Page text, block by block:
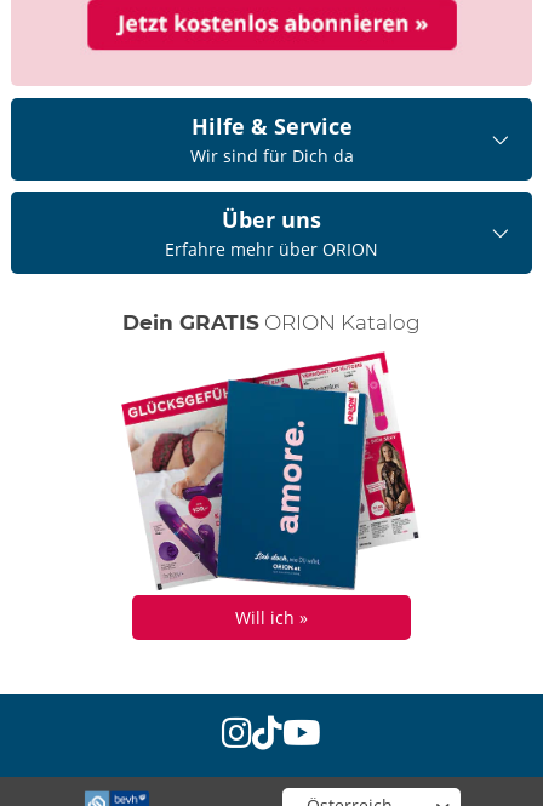
Hilfe & Service
Wir sind für Dich da
Über uns
Erfahre mehr über ORION
Dein GRATIS ORION Katalog
Will ich »
instagram
tiktok
youtube
Wähle deinen Shop